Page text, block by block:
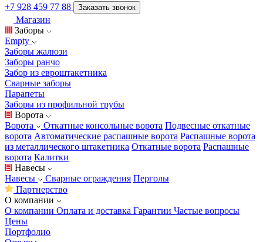
+7 928 459 77 88 Заказать звонок
Магазин
Заборы
Empty
Заборы жалюзи
Заборы ранчо
Забор из евроштакетника
Сварные заборы
Парапеты
Заборы из профильной трубы
Ворота
Ворота
Откатные консольные ворота Подвесные откатные
ворота Автоматические распашные ворота Распашные ворота
из металлического штакетника Откатные ворота Распашные
ворота Калитки
Навесы
Навесы
Сварные ограждения Перголы
Партнерство
О компании
О компании Оплата и доставка Гарантии Частые вопросы
Цены
Портфолио